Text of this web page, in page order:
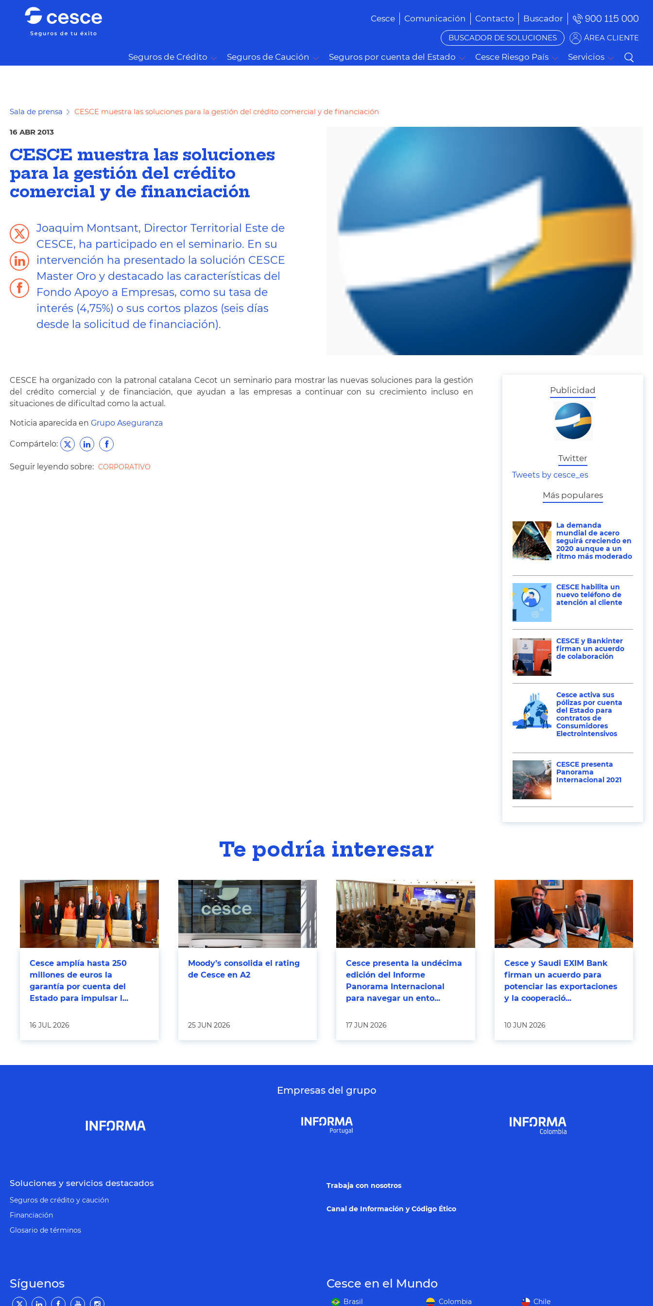
Cesce Comunicación Contacto Buscador 900 115 000
BUSCADOR DE SOLUCIONES ÁREA CLIENTE
Seguros de Crédito Seguros de Caución Seguros por cuenta del Estado Cesce Riesgo País Servicios
Sala de prensa CESCE muestra las soluciones para la gestión del crédito comercial y de financiación
16 ABR 2013
CESCE muestra las soluciones
para la gestión del crédito
comercial y de financiación
Joaquim Montsant, Director Territorial Este de
CESCE, ha participado en el seminario. En su
intervención ha presentado la solución CESCE
Master Oro y destacado las características del
Fondo Apoyo a Empresas, como su tasa de
interés (4,75%) o sus cortos plazos (seis días
desde la solicitud de financiación).
CESCE ha organizado con la patronal catalana Cecot un seminario para mostrar las nuevas soluciones para la gestión
del crédito comercial y de financiación, que ayudan a las empresas a continuar con su crecimiento incluso en
situaciones de dificultad como la actual.
Noticia aparecida en Grupo Aseguranza
Compártelo:
Seguir leyendo sobre: CORPORATIVO
Publicidad
Twitter
Tweets by cesce_es
Más populares
La demanda
mundial de acero
seguirá creciendo en
2020 aunque a un
ritmo más moderado
CESCE habilita un
nuevo teléfono de
atención al cliente
CESCE y Bankinter
firman un acuerdo
de colaboración
Cesce activa sus
pólizas por cuenta
del Estado para
contratos de
Consumidores
Electrointensivos
CESCE presenta
Panorama
Internacional 2021
Te podría interesar
Cesce amplía hasta 250
millones de euros la
garantía por cuenta del
Estado para impulsar l...
16 JUL 2026
Moody’s consolida el rating
de Cesce en A2
25 JUN 2026
Cesce presenta la undécima
edición del Informe
Panorama Internacional
para navegar un ento...
17 JUN 2026
Cesce y Saudi EXIM Bank
firman un acuerdo para
potenciar las exportaciones
y la cooperació...
10 JUN 2026
Empresas del grupo
Soluciones y servicios destacados
Seguros de crédito y caución
Financiación
Glosario de términos
Trabaja con nosotros
Canal de Información y Código Ético
Síguenos Cesce en el Mundo
Brasil Colombia Chile